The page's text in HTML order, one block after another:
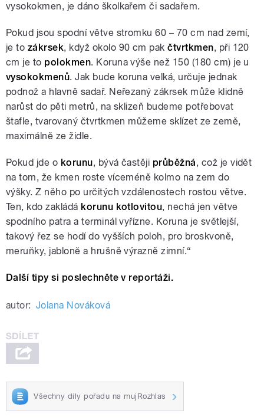
vysokokmen, je dáno školkařem či sadařem.
Pokud jsou spodní větve stromku 60 – 70 cm nad zemí,
je to zákrsek, když okolo 90 cm pakčtvrtkmen, při 120
cm je to polokmen. Koruna výše než 150 (180 cm) je u
vysokokmenů. Jak bude koruna velká, určuje jednak
podnož a hlavně sadař. Neřezaný zákrsek může klidně
narůst do pěti metrů, na sklizeň budeme potřebovat
štafle, tvarovaný čtvrtkmen můžeme sklízet ze země,
maximálně ze židle.
Pokud jde o korunu, bývá častěji průběžná, což je vidět
na tom, že kmen roste víceméně kolmo na zem do
výšky. Z něho po určitých vzdálenostech rostou větve.
Ten, kdo zakládá korunu kotlovitou, nechá jen větve
spodního patra a terminál vyřízne. Koruna je světlejší,
takový řez se hodí do vyšších poloh, pro broskvoně,
meruňky, jabloně a hrušně výrazně zimní.“
Další tipy si poslechněte v reportáži.
autor: Jolana Nováková
Všechny díly pořadu na mujRozhlas